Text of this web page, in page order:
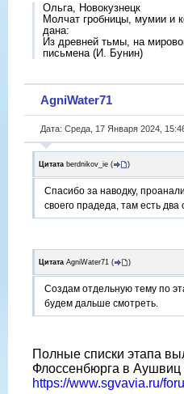
Ольга, Новокузнецк
Молчат гробницы, мумии и
дана:
Из древней тьмы, на
письмена (И. Бунин)
AgniWater71
Дата: Среда, 17 Января 2024,
Цитата berdnikov_ie ( )
Спасибо за наводку,
своего прадеда, там есть два
Цитата AgniWater71 ( )
Создам отдельную тему по
будем дальше смотреть.
Полные списки этапа
Флоссенбюрга в Аушвиц
https://www.sgvavia.ru/